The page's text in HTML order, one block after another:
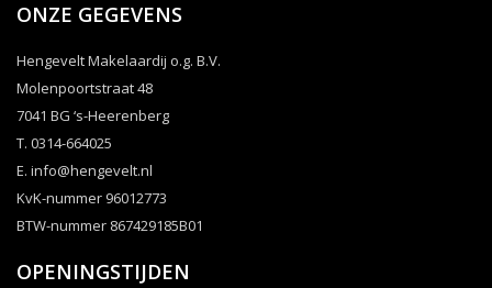
ONZE GEGEVENS
Hengevelt Makelaardij o.g. B.V.
Molenpoortstraat 48
7041 BG ‘s-Heerenberg
T. 0314-664025
E. info@hengevelt.nl
KvK-nummer 96012773
BTW-nummer 867429185B01
OPENINGSTIJDEN